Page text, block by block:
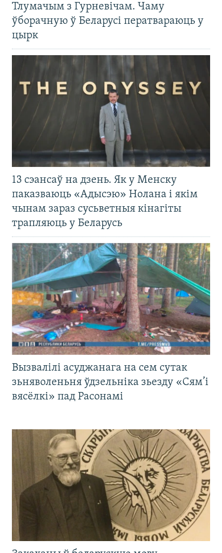
Тлумачым з Гурневічам. Чаму
ўборачную ў Беларусі ператвараюць у
цырк
13 сэансаў на дзень. Як у Менску
паказваюць «Адысэю» Нолана і якім
чынам зараз сусьветныя кінагіты
трапляюць у Беларусь
Вызвалілі асуджанага на сем сутак
зьняволеньня ўдзельніка зьезду «Сям’і
вясёлкі» пад Расонамі